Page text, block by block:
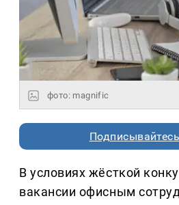
фото: magnific
В условиях жёсткой
вакансии офисным